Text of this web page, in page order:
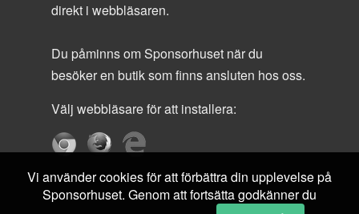
direkt i webbläsaren.
Du påminns om Sponsorhuset när du
besöker en butik som finns ansluten hos oss.
Välj webbläsare för att installera:
Vi använder cookies för att förbättra din upplevelse på
Sponsorhuset. Genom att fortsätta godkänner du